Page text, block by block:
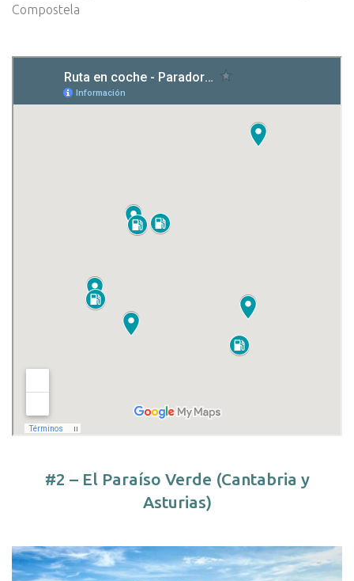
Compostela
#2 – El Paraíso Verde (Cantabria y
Asturias)